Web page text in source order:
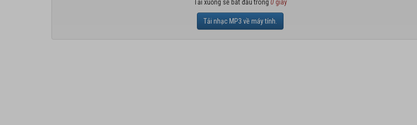
Tải xuống sẽ bắt đầu trong 0giây
Tải nhạc MP3 về máy tính.